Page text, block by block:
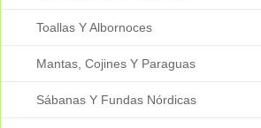
Toallas Y Albornoces
Mantas, Cojines Y Paraguas
Sábanas Y Fundas Nórdicas